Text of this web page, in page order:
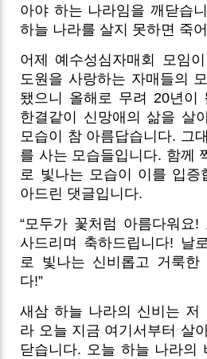
아야 하는 나라임을 깨닫습
하늘 나라를 살지 못하면 죽
어제 예수성심자매회 모임
도원을 사랑하는 자매들의
됐으니 올해로 무려 20년이
한결같이 신망애의 삶을 살
모습이 참 아름답습니다. 그
를 사는 모습들입니다. 함께
로 빛나는 모습이 이를 입
아드린 댓글입니다.
“모두가 꽃처럼 아름다워요
사드리며 축하드립니다! 날
로 빛나는 신비롭고 거룩한
다!”
새삼 하늘 나라의 신비는 저
라 오늘 지금 여기서부터 살
닫습니다. 오늘 하늘 나라의